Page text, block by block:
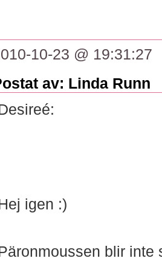
10-23 @ 19:31:27
av: Linda Runn
igen :)
blir inte